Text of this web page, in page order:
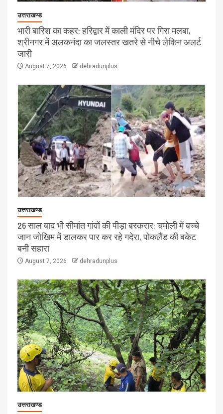
उत्तराखण्ड
भारी बारिश का कहर: हरिद्वार में काली मंदिर पर गिरा मलबा,
श्रीनगर में अलकनंदा का जलस्तर खतरे से नीचे लेकिन अलर्ट
जारी
August 7, 2026 dehradunplus
उत्तराखण्ड
26 साल बाद भी सीमांत गांवों की पीड़ा बरकरार: चमोली में बच्चे
जान जोखिम में डालकर पार कर रहे गदेरा, पोकलैंड की बकेट
बनी सहारा
August 7, 2026 dehradunplus
उत्तराखण्ड